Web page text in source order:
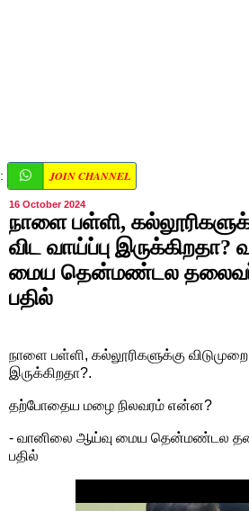
: JOIN CHANNEL
16 October 2024
நாளை பள்ளி,
விட வாய்ப்பு
மைய தென்மண்டல தலைவர்
பதில்
நாளை பள்ளி, கல்லூரிகளுக்கு விடுமுறை
இருக்கிறதா?.
தற்போதைய மழை நிலவரம் என்ன?
- வானிலை ஆய்வு மைய தென்மண்டல
பதில்